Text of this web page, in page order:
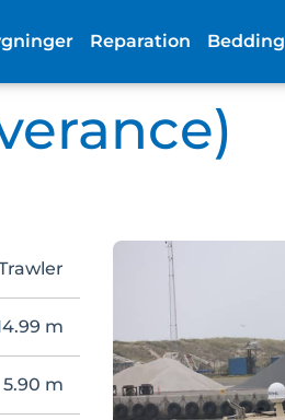
Reparation Bedding
m
5.90 m